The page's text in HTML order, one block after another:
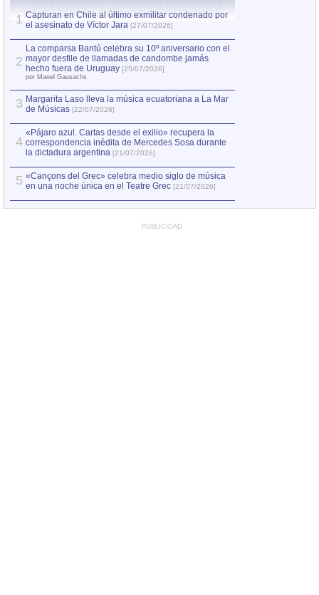
1 Capturan en Chile al último exmilitar condenado por
el asesinato de Víctor Jara [27/07/2026]
2
La comparsa Bantú celebra su 10º aniversario con el
mayor desfile de llamadas de candombe jamás
hecho fuera de Uruguay [25/07/2026]
por Manel Gausachs
3 Margarita Laso lleva la música ecuatoriana a La Mar
de Músicas [22/07/2026]
4
«Pájaro azul. Cartas desde el exilio» recupera la
correspondencia inédita de Mercedes Sosa durante
la dictadura argentina [21/07/2026]
5 «Cançons del Grec» celebra medio siglo de música
en una noche única en el Teatre Grec [21/07/2026]
PUBLICIDAD